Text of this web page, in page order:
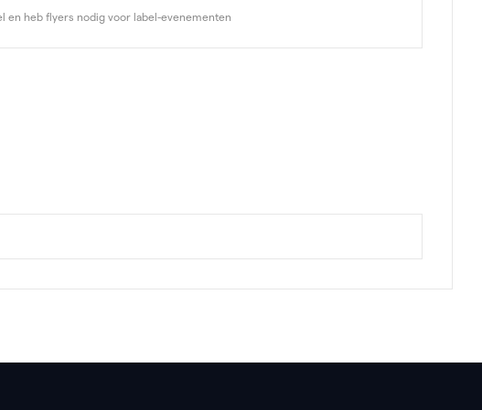
en heb flyers nodig voor label-evenementen